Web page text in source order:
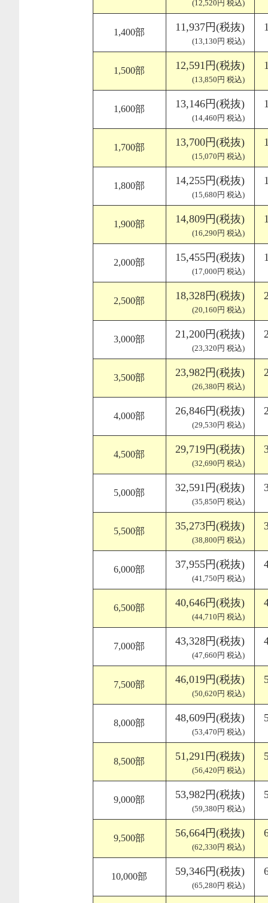
(12,520円 税込)
1,400部 11,937円(税抜)
(13,130円 税込)
1,500部 12,591円(税抜)
(13,850円 税込)
1,600部 13,146円(税抜)
(14,460円 税込)
1,700部 13,700円(税抜)
(15,070円 税込)
1,800部 14,255円(税抜)
(15,680円 税込)
1,900部 14,809円(税抜)
(16,290円 税込)
2,000部 15,455円(税抜)
(17,000円 税込)
2,500部 18,328円(税抜)
(20,160円 税込)
3,000部 21,200円(税抜)
(23,320円 税込)
3,500部 23,982円(税抜)
(26,380円 税込)
4,000部 26,846円(税抜)
(29,530円 税込)
4,500部 29,719円(税抜)
(32,690円 税込)
5,000部 32,591円(税抜)
(35,850円 税込)
5,500部 35,273円(税抜)
(38,800円 税込)
6,000部 37,955円(税抜)
(41,750円 税込)
6,500部 40,646円(税抜)
(44,710円 税込)
7,000部 43,328円(税抜)
(47,660円 税込)
7,500部 46,019円(税抜)
(50,620円 税込)
8,000部 48,609円(税抜)
(53,470円 税込)
8,500部 51,291円(税抜)
(56,420円 税込)
9,000部 53,982円(税抜)
(59,380円 税込)
9,500部 56,664円(税抜)
(62,330円 税込)
10,000部 59,346円(税抜)
(65,280円 税込)